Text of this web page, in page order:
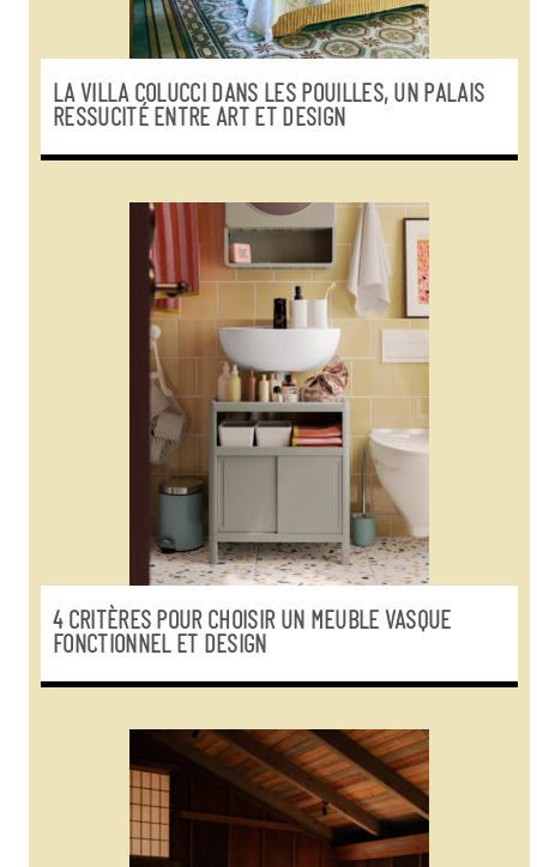
LA VILLA COLUCCI DANS LES POUILLES, UN PALAIS
RESSUCITÉ ENTRE ART ET DESIGN
4 CRITÈRES POUR CHOISIR UN MEUBLE VASQUE
FONCTIONNEL ET DESIGN